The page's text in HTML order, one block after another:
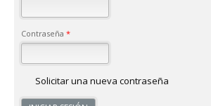
Contraseña *
Solicitar una nueva contraseña